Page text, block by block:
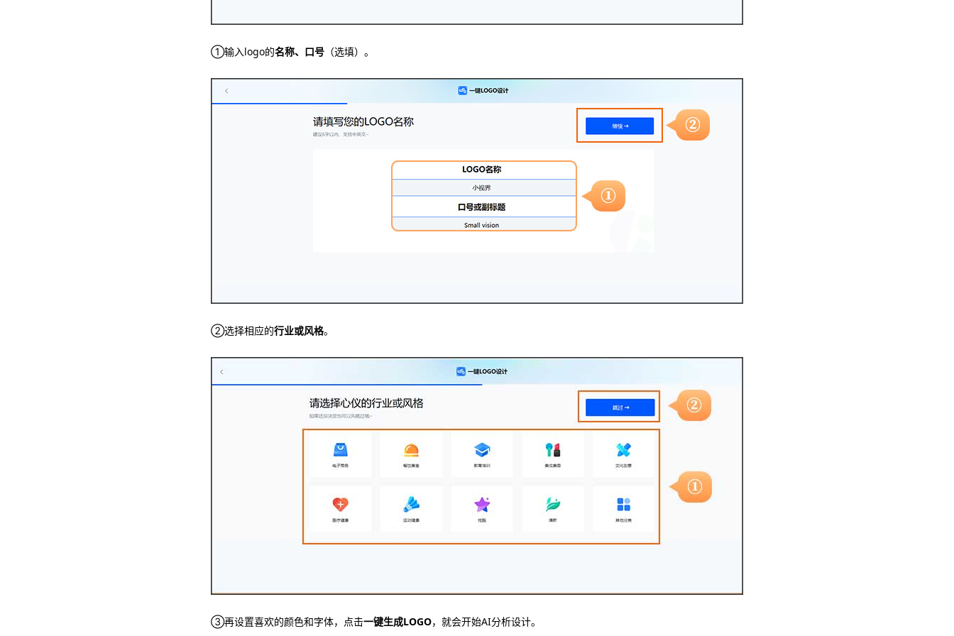
①输入logo的名称、口号 （选填）。
②选择相应的行业或风格。
③再设置喜欢的颜色和字体，点击一键生成LOGO，就会开始AI分析设计。